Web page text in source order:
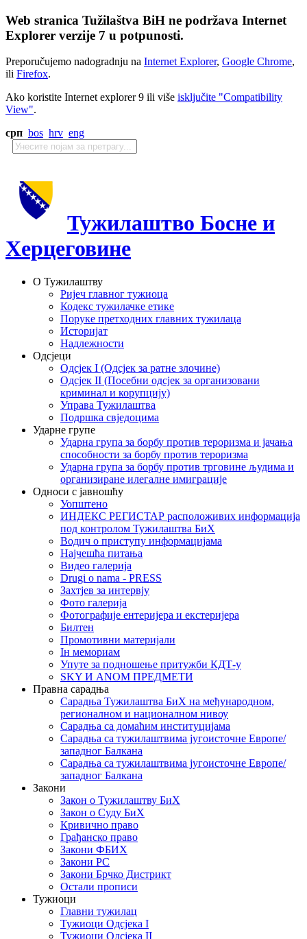
Web stranica Tužilaštva BiH ne podržava Internet
Explorer verzije 7 u potpunosti.
Preporučujemo nadogradnju na Internet Explorer, Google Chrome,
ili Firefox.
Ako koristite Internet explorer 9 ili više isključite "Compatibility
View".
срп bos hrv eng
Тужилаштво Босне и
Херцеговине
О Тужилаштву
Ријеч главног тужиоца
Кодекс тужилачке етике
Поруке претходних главних тужилаца
Историјат
Надлежности
Одсјеци
Одсјек I (Одсјек за ратне злочине)
Одсјек II (Посебни одсјек за организовани
криминал и корупцију)
Управа Тужилаштва
Подршка свједоцима
Ударне групе
Ударна група за борбу против тероризма и јачања
способности за борбу против тероризма
Ударна група за борбу против трговине људима и
организиране илегалне имиграције
Односи с јавношћу
Уопштено
ИНДЕКС РЕГИСТАР расположивих информација
под контролом Тужилаштва БиХ
Водич о приступу информацијама
Најчешћа питања
Видео галерија
Drugi o nama - PRESS
Захтјев за интервју
Фото галерија
Фотографије ентеријера и екстеријера
Билтен
Промотивни материјали
Iн мемориам
Упуте за подношење притужби КДТ-у
SKY И ANOM ПРЕДМЕТИ
Правна сарадња
Сарадња Тужилаштва БиХ на међународном,
регионалном и националном нивоу
Сарадња са домаћим институцијама
Сарадња са тужилаштвима југоисточне Европе/
западног Балкана
Сарадња са тужилаштвима југоисточне Европе/
западног Балкана
Закони
Закон о Тужилаштву БиХ
Закон о Суду БиХ
Кривично право
Грађанско право
Закони ФБИХ
Закони РС
Закони Брчко Дистрикт
Остали прописи
Тужиоци
Главни тужилац
Тужиоци Oдсјекa I
Тужиоци Oдсјекa II